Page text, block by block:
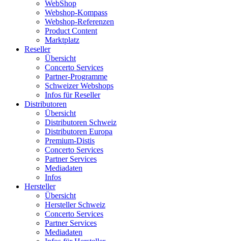
WebShop
Webshop-Kompass
Webshop-Referenzen
Product Content
Marktplatz
Reseller
Übersicht
Concerto Services
Partner-Programme
Schweizer Webshops
Infos für Reseller
Distributoren
Übersicht
Distributoren Schweiz
Distributoren Europa
Premium-Distis
Concerto Services
Partner Services
Mediadaten
Infos
Hersteller
Übersicht
Hersteller Schweiz
Concerto Services
Partner Services
Mediadaten